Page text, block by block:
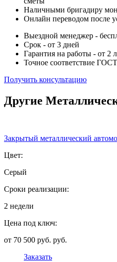
Наличными бригадиру
Онлайн переводом после
Выездной менеджер -
Срок - от 3 дней
Гарантия на работы - от 2
Точное соответствие ГОСТ
Получить консультацию
Другие
Закрытый металлический
Цвет:
Серый
Сроки реализации:
2 недели
Цена под ключ:
от 70 500 руб. руб.
Заказать